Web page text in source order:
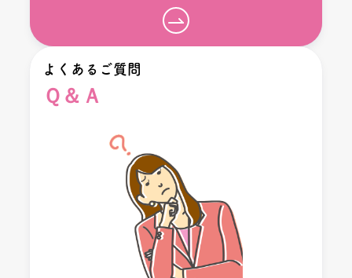
よくあるご質問
Ｑ＆Ａ